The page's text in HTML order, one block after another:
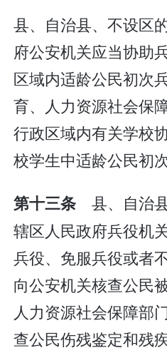
县、自治县、不设区
府公安机关应当协助
区域内适龄公民初次
育、人力资源社会保
行政区域内有关学校
校学生中适龄公民初
第十三条县、自治
辖区人民政府兵役机
兵役、免服兵役或者
向公安机关核查公民
人力资源社会保障部
查公民伤残鉴定和残